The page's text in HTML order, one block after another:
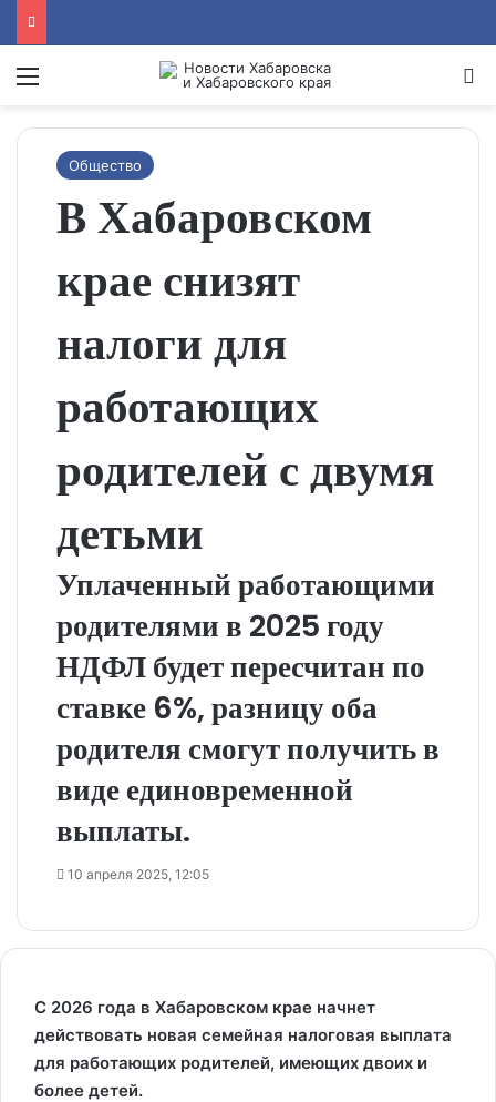
Menu
Общество
В Хабаровском
крае снизят
налоги для
работающих
родителей с двумя
детьми
Уплаченный работающими
родителями в 2025 году
НДФЛ будет пересчитан по
ставке 6%, разницу оба
родителя смогут получить в
виде единовременной
выплаты.
10 апреля 2025, 12:05
С 2026 года в Хабаровском крае начнет
действовать новая семейная налоговая выплата
для работающих родителей, имеющих двоих и
более детей.